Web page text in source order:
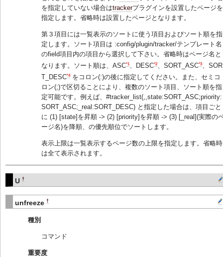
を指定していない場合はtrackerプラグインを設置したページを
指定します。省略時は設置したページとなります。
第３項目には一覧表示のソートに使う項目およびソート順を指
定します。ソート項目は :config/plugin/tracker/テンプレート名
のfield項目内の項目から選択して下さい。省略時はページ名と
なります。ソート順は、ASC*1、DESC*2、SORT_ASC*3、SOR
T_DESC*4をコロン(:)の後に指定してください。また、セミコ
ロン(;)で区切ることにより、複数のソート項目、ソート順を指
定可能です。例えば、#tracker_list(,,state:SORT_ASC;priority:
SORT_ASC;_real:SORT_DESC) と指定した場合は、項目ごと
に (1) [state]を昇順 -> (2) [priority]を昇順 -> (3) [_real](実際の
ージ名)を降順、の優先順位でソートします。
表示上限は一覧表示するページ数の上限を指定します。省略時
は全て表示されます。
U †
unfreeze †
種別
コマンド
重要度